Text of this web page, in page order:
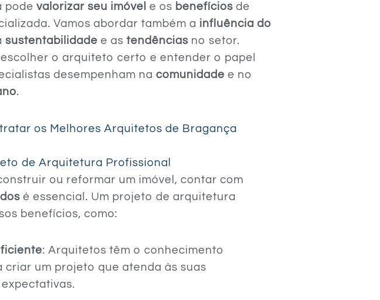
ou
podevalorizar seu imóvel e os benefícios de
Vamos abordar também a influência do
sustentabilidade e astendências no setor.
o arquiteto certo e entender o papel
desempenham nacomunidade e no
.
os Melhores Arquitetos de Bragança
de Arquitetura Profissional
ou reformar um imóvel, contar com
é essencial. Um projeto de arquitetura
benefícios, como:
: Arquitetos têm o conhecimento
criar um projeto que atenda às suas